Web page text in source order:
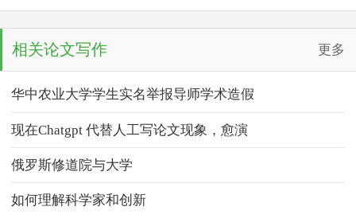
相关论文写作 更多
华中农业大学学生实名举报导师学术造假
现在Chatgpt 代替人工写论文现象，愈演
俄罗斯修道院与大学
如何理解科学家和创新